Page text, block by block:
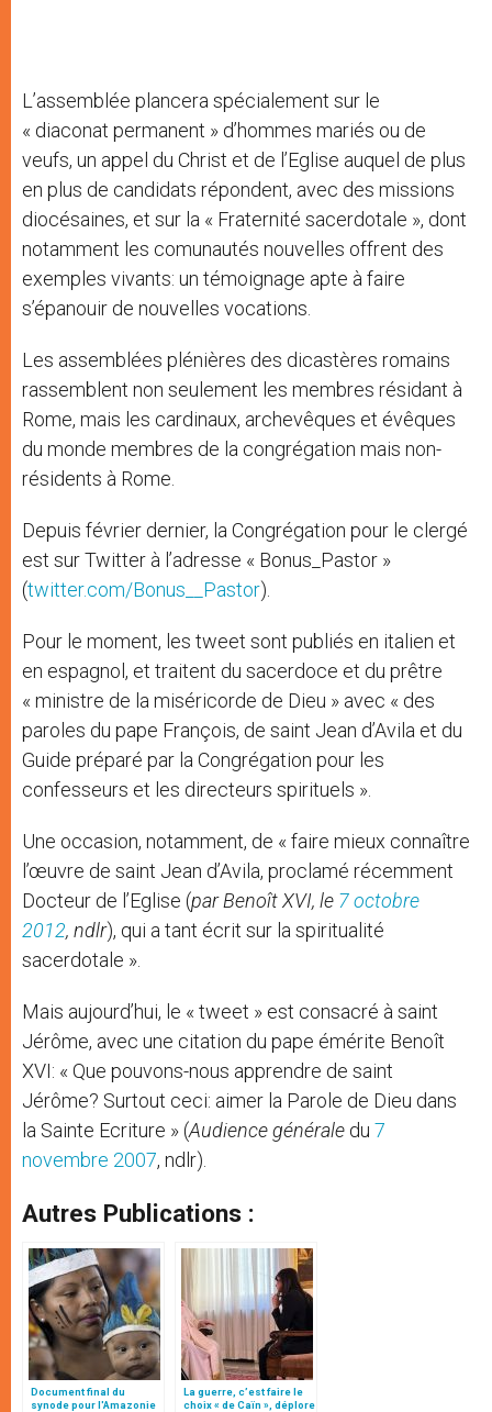
L’assemblée plancera spécialement sur le
« diaconat permanent » d’hommes mariés ou de
veufs, un appel du Christ et de l’Eglise auquel de plus
en plus de candidats répondent, avec des missions
diocésaines, et sur la « Fraternité sacerdotale », dont
notamment les comunautés nouvelles offrent des
exemples vivants: un témoignage apte à faire
s’épanouir de nouvelles vocations.
Les assemblées plénières des dicastères romains
rassemblent non seulement les membres résidant à
Rome, mais les cardinaux, archevêques et évêques
du monde membres de la congrégation mais non-
résidents à Rome.
Depuis février dernier, la Congrégation pour le clergé
est sur Twitter à l’adresse « Bonus_Pastor »
(twitter.com/Bonus__Pastor).
Pour le moment, les tweet sont publiés en italien et
en espagnol, et traitent du sacerdoce et du prêtre
« ministre de la miséricorde de Dieu » avec « des
paroles du pape François, de saint Jean d’Avila et du
Guide préparé par la Congrégation pour les
confesseurs et les directeurs spirituels ».
Une occasion, notamment, de « faire mieux connaître
l’œuvre de saint Jean d’Avila, proclamé récemment
Docteur de l’Eglise (par Benoît XVI, le 7 octobre
2012, ndlr), qui a tant écrit sur la spiritualité
sacerdotale ».
Mais aujourd’hui, le « tweet » est consacré à saint
Jérôme, avec une citation du pape émérite Benoît
XVI: « Que pouvons-nous apprendre de saint
Jérôme? Surtout ceci: aimer la Parole de Dieu dans
la Sainte Ecriture » (Audience générale du 7
novembre 2007, ndlr).
Autres Publications :
Document final du
synode pour l'Amazonie
La guerre, c’est faire le
choix « de Caïn », déplore